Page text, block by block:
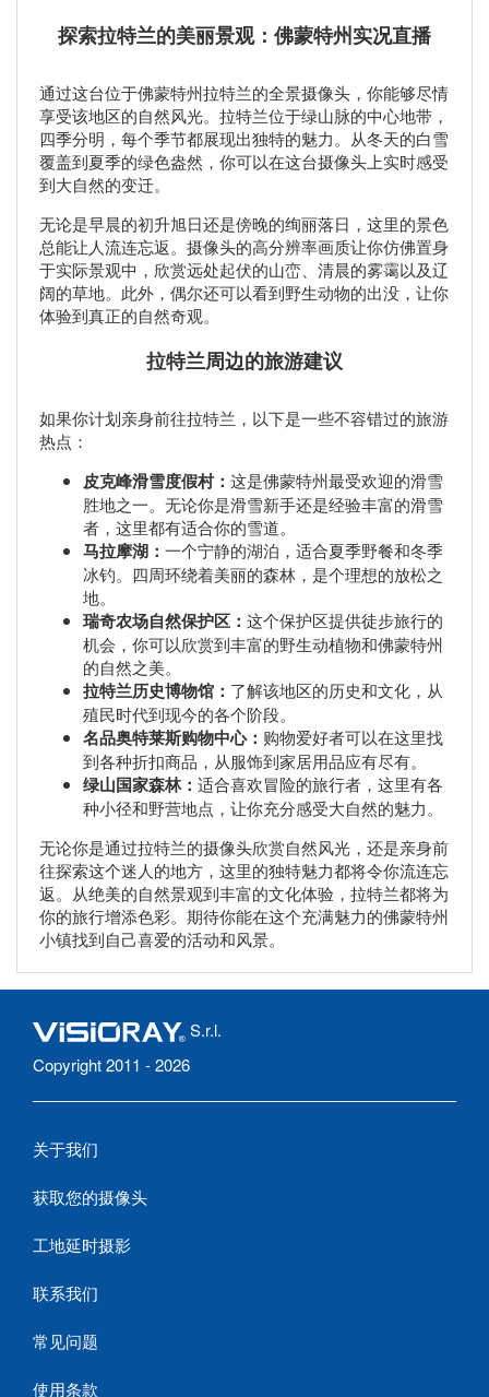
探索拉特兰的美丽景观：佛蒙特州实况直播
通过这台位于佛蒙特州拉特兰的全景摄像头，你能够尽情
享受该地区的自然风光。拉特兰位于绿山脉的中心地带，
四季分明，每个季节都展现出独特的魅力。从冬天的白雪
覆盖到夏季的绿色盎然，你可以在这台摄像头上实时感受
到大自然的变迁。
无论是早晨的初升旭日还是傍晚的绚丽落日，这里的景色
总能让人流连忘返。摄像头的高分辨率画质让你仿佛置身
于实际景观中，欣赏远处起伏的山峦、清晨的雾霭以及辽
阔的草地。此外，偶尔还可以看到野生动物的出没，让你
体验到真正的自然奇观。
拉特兰周边的旅游建议
如果你计划亲身前往拉特兰，以下是一些不容错过的旅游
热点：
皮克峰滑雪度假村： 这是佛蒙特州最受欢迎的滑雪
胜地之一。无论你是滑雪新手还是经验丰富的滑雪
者，这里都有适合你的雪道。
马拉摩湖： 一个宁静的湖泊，适合夏季野餐和冬季
冰钓。四周环绕着美丽的森林，是个理想的放松之
地。
瑞奇农场自然保护区： 这个保护区提供徒步旅行的
机会，你可以欣赏到丰富的野生动植物和佛蒙特州
的自然之美。
拉特兰历史博物馆： 了解该地区的历史和文化，从
殖民时代到现今的各个阶段。
名品奥特莱斯购物中心： 购物爱好者可以在这里找
到各种折扣商品，从服饰到家居用品应有尽有。
绿山国家森林： 适合喜欢冒险的旅行者，这里有各
种小径和野营地点，让你充分感受大自然的魅力。
无论你是通过拉特兰的摄像头欣赏自然风光，还是亲身前
往探索这个迷人的地方，这里的独特魅力都将令你流连忘
返。从绝美的自然景观到丰富的文化体验，拉特兰都将为
你的旅行增添色彩。期待你能在这个充满魅力的佛蒙特州
小镇找到自己喜爱的活动和风景。
S.r.l.
Copyright 2011 - 2026
关于我们
获取您的摄像头
工地延时摄影
联系我们
常见问题
使用条款